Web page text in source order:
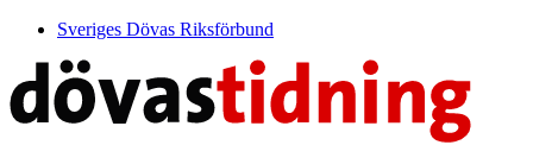
Sveriges Dövas Riksförbund